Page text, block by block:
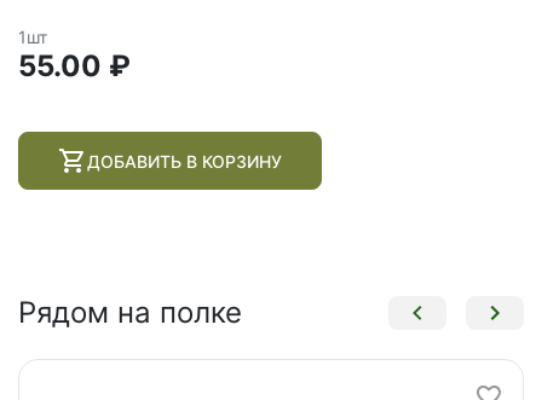
1шт
55.00 ₽
ДОБАВИТЬ В КОРЗИНУ
Рядом на полке